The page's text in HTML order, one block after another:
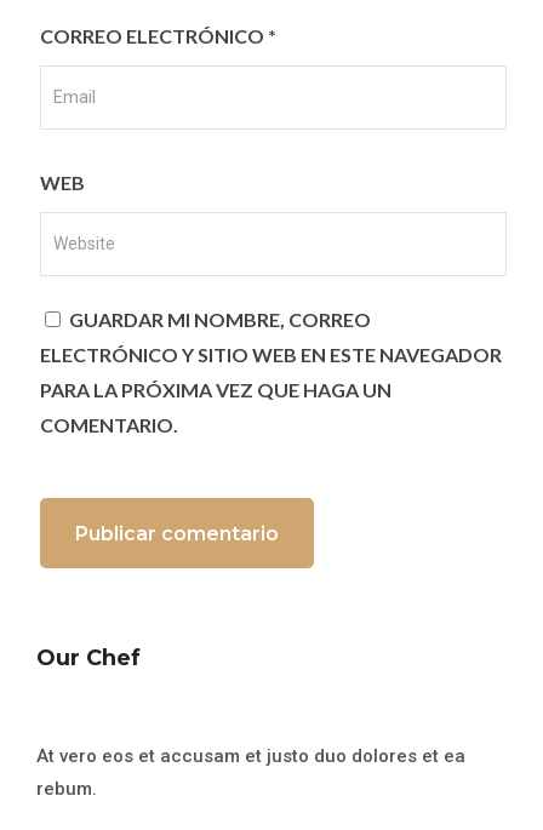
CORREO ELECTRÓNICO *
WEB
GUARDAR MI NOMBRE, CORREO
ELECTRÓNICO Y SITIO WEB EN ESTE NAVEGADOR
PARA LA PRÓXIMA VEZ QUE HAGA UN
COMENTARIO.
Our Chef
At vero eos et accusam et justo duo dolores et ea
rebum.